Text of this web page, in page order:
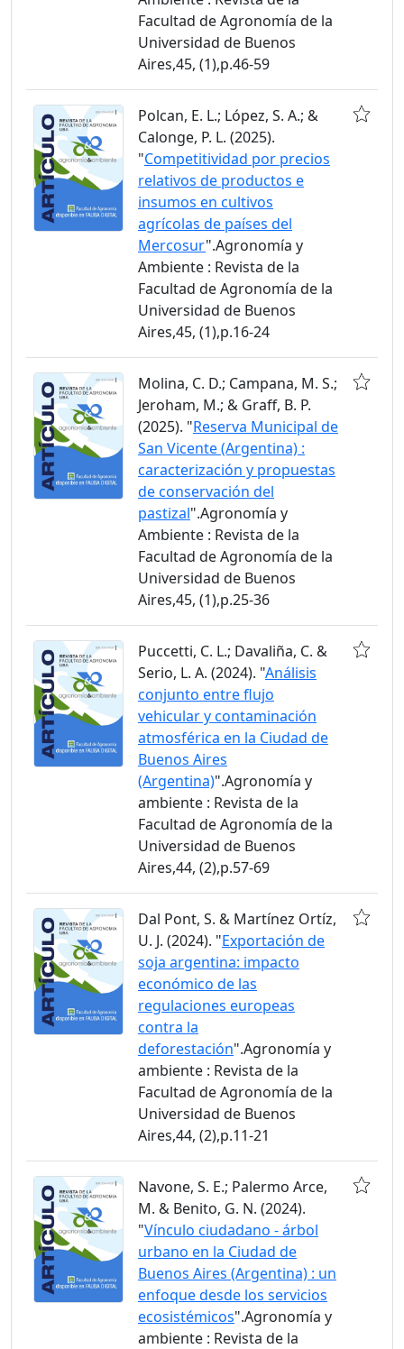
Facultad de Agronomía de la
Universidad de Buenos
Aires,45, (1),p.46-59
Polcan, E. L.; López, S. A.; &
Calonge, P. L. (2025).
"Competitividad por precios
relativos de productos e
insumos en cultivos
agrícolas de países del
Mercosur".Agronomía y
Ambiente : Revista de la
Facultad de Agronomía de la
Universidad de Buenos
Aires,45, (1),p.16-24
Molina, C. D.; Campana, M. S.;
Jeroham, M.; & Graff, B. P.
(2025). "Reserva Municipal de
San Vicente (Argentina) :
caracterización y propuestas
de conservación del
pastizal".Agronomía y
Ambiente : Revista de la
Facultad de Agronomía de la
Universidad de Buenos
Aires,45, (1),p.25-36
Puccetti, C. L.; Davaliña, C. &
Serio, L. A. (2024). "Análisis
conjunto entre flujo
vehicular y contaminación
atmosférica en la Ciudad de
Buenos Aires
(Argentina)".Agronomía y
ambiente : Revista de la
Facultad de Agronomía de la
Universidad de Buenos
Aires,44, (2),p.57-69
Dal Pont, S. & Martínez Ortíz,
U. J. (2024). "Exportación de
soja argentina: impacto
económico de las
regulaciones europeas
contra la
deforestación".Agronomía y
ambiente : Revista de la
Facultad de Agronomía de la
Universidad de Buenos
Aires,44, (2),p.11-21
Navone, S. E.; Palermo Arce,
M. & Benito, G. N. (2024).
"Vínculo ciudadano - árbol
urbano en la Ciudad de
Buenos Aires (Argentina) : un
enfoque desde los servicios
ecosistémicos".Agronomía y
ambiente : Revista de la